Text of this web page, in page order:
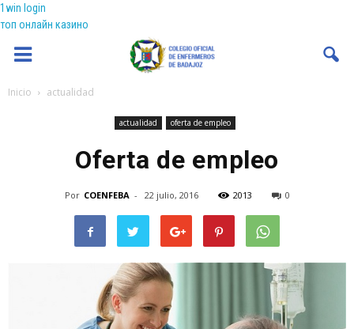
1win login
топ онлайн казино
Coenfeba
Inicio actualidad
actualidad oferta de empleo
Oferta de empleo
Por COENFEBA - 22 julio, 2016 2013 0